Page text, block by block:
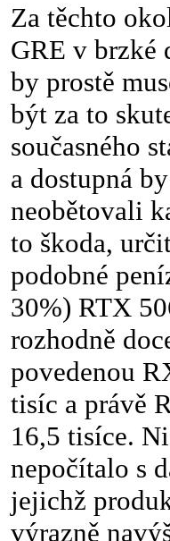
Za těchto
GRE v brzké
by prostě
být za to
současného
a dostupná
neobětovali
to škoda,
podobné
30%) RTX
rozhodně
povedenou
tisíc a právě
16,5 tisíce.
nepočítalo s
jejichž
výrazně